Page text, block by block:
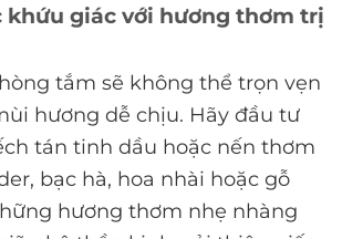
khứu giác với hương thơm trị
tắm sẽ không thể trọn vẹn
hương dễ chịu. Hãy đầu tư
tán tinh dầu hoặc nến thơm
bạc hà, hoa nhài hoặc gỗ
hương thơm nhẹ nhàng